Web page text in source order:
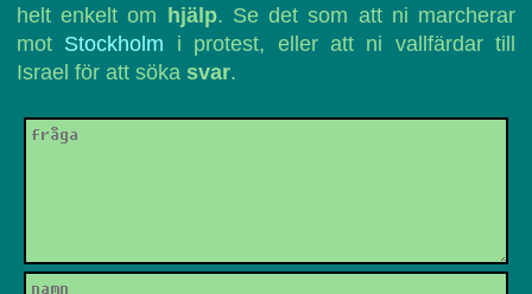
helt enkelt om
hjälp. Se det som att ni marcherar
mot Stockholm i protest, eller att ni vallfärdar till
Israel för att söka svar.